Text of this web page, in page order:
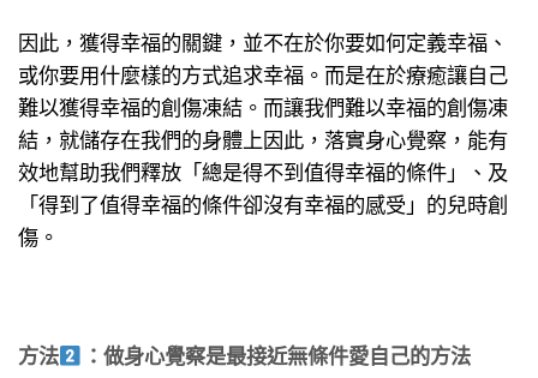
因此，獲得幸福的關鍵，並不在於你要如何定義幸福、
或你要用什麼樣的方式追求幸福。而是在於療癒讓自己
難以獲得幸福的創傷凍結。而讓我們難以幸福的創傷凍
結，就儲存在我們的身體上因此，落實身心覺察，能有
效地幫助我們釋放「總是得不到值得幸福的條件」、及
「得到了值得幸福的條件卻沒有幸福的感受」的兒時創
傷。
方法
：做身心覺察是最接近無條件愛自己的方法